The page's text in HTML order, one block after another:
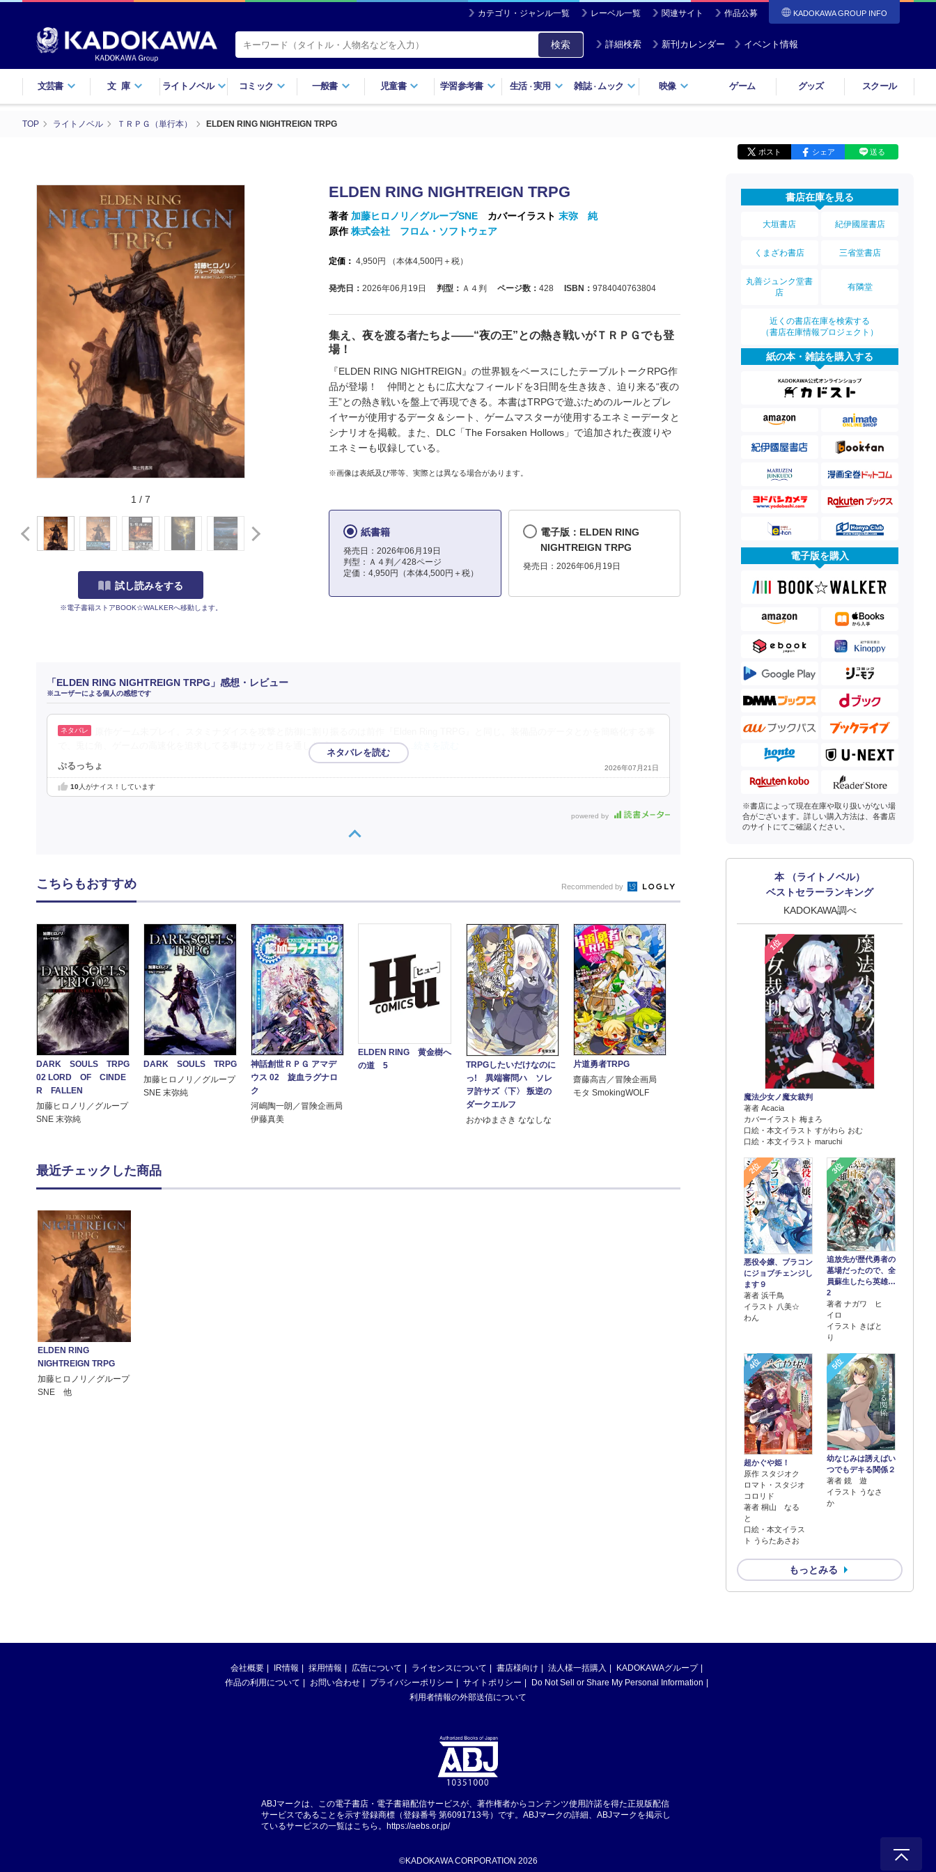
カテゴリ・ジャンル一覧 レーベル一覧 関連サイト 作品公募 KADOKAWA GROUP INFO
検索 詳細検索 新刊カレンダー イベント情報
文芸書 文庫 ライトノベル コミック 一般書 児童書 学習参考書 生活・実用 雑誌・ ムック 映像 ゲーム グッズ スクール
TOP ライトノベル ＴＲＰＧ（単行本） ELDEN RING NIGHTREIGN TRPG
ポスト シェア 送る
1 / 7
試し読みをする
※電子書籍ストアBOOK☆WALKERへ移動します。
ELDEN RING NIGHTREIGN TRPG
著者 加藤ヒロノリ／グループSNE カバーイラスト 末弥 純
原作株式会社 フロム・ソフトウェア
定価： 4,950円 （本体4,500円＋税）
発売日： 2026年06月19日 判型： Ａ４判 ページ数： 428 ISBN： 9784040763804
集え、夜を渡る者たちよ――“夜の王”との熱き戦いがＴＲＰＧでも登
場！
『ELDEN RING NIGHTREIGN』の世界観をベースにしたテーブルトークRPG作
品が登場！ 仲間とともに広大なフィールドを3日間を生き抜き、迫り来る“夜の
王”との熱き戦いを盤上で再現できる。本書はTRPGで遊ぶためのルールとプレ
イヤーが使用するデータ＆シート、ゲームマスターが使用するエネミーデータと
シナリオを掲載。また、DLC「The Forsaken Hollows」で追加された夜渡りや
エネミーも収録している。
※画像は表紙及び帯等、実際とは異なる場合があります。
紙書籍
発売日：2026年06月19日
判型：Ａ４判／428ページ
定価：4,950円（本体4,500円＋税）
電子版：ELDEN RING
NIGHTREIGN TRPG
発売日：2026年06月19日
「ELDEN RING NIGHTREIGN TRPG」感想・レビュー
※ユーザーによる個人の感想です
で、兎に角、ゲームの高速化を追求してる事はサッと目を通した感じでも伝わってく …続きを読む
ぷるっちょ 2026年07月21日
10人がナイス！しています
powered by
書店在庫を見る
大垣書店 紀伊國屋書店
くまざわ書店 三省堂書店
丸善ジュンク堂書
店
有隣堂
近くの書店在庫を検索する
（書店在庫情報プロジェクト）
紙の本・雑誌を購入する
電子版を購入
※書店によって現在在庫や取り扱いがない場
合がございます。詳しい購入方法は、各書店
のサイトにてご確認ください。
本 （ライトノベル）
ベストセラーランキング
KADOKAWA調べ
1位
魔法少女ノ魔女裁判
著者 Acacia
カバーイラスト 梅まろ
口絵・本文イラスト すがわら おむ
口絵・本文イラスト maruchi
2位
悪役令嬢、ブラコン
にジョブチェンジし
ます９
著者 浜千鳥
イラスト 八美☆
わん
3位
追放先が歴代勇者の
墓場だったので、全
員蘇生したら英雄…
2
著者 ナガワ ヒ
イロ
イラスト きばと
り
4位
超かぐや姫！
原作 スタジオク
ロマト・スタジオ
コロリド
著者 桐山 なる
と
口絵・本文イラス
ト うらたあさお
5位
幼なじみは誘えばい
つでもデキる関係２
著者 鏡 遊
イラスト うなさ
か
もっとみる
こちらもおすすめ Recommended by
DARK SOULS TRPG
02 LORD OF CINDE
R FALLEN
加藤ヒロノリ／グループ
SNE 末弥純
DARK SOULS TRPG
加藤ヒロノリ／グループ
SNE 末弥純
神話創世ＲＰＧ アマデ
ウス 02 旋血ラグナロ
ク
河嶋陶一朗／冒険企画局
伊藤真美
ELDEN RING 黄金樹へ
の道 5
TRPGしたいだけなのに
っ! 異端審問ハ ソレ
ヲ許サズ〈下〉 叛逆の
ダークエルフ
おかゆまさき ななしな
片道勇者TRPG
齋藤高吉／冒険企画局
モタ SmokingWOLF
最近チェックした商品
ELDEN RING
NIGHTREIGN TRPG
加藤ヒロノリ／グループ
SNE 他
会社概要 IR情報 採用情報 広告について ライセンスについて 書店様向け 法人様一括購入
KADOKAWAグループ
作品の利用について
お問い合わせ プライバシーポリシー サイトポリシー
Do Not Sell or Share My Personal Information
利用者情報の外部送信について
ABJマークは、この電子書店・電子書籍配信サービスが、著作権者からコンテンツ使用許諾を得た正規版配信
サービスであることを示す登録商標（登録番号 第6091713号）です。ABJマークの詳細、ABJマークを掲示し
ているサービスの一覧はこちら。 https://aebs.or.jp/
©KADOKAWA CORPORATION 2026